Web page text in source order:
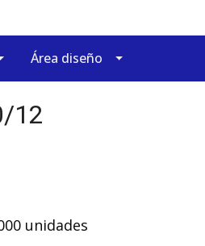
Área diseño
12
unidades